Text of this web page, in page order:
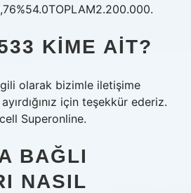
KIME AIT?
olarak bizimle iletişime
için teşekkür ederiz.
Superonline.
BAĞLI
NASIL